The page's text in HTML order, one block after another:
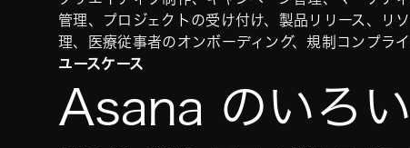
管理、プロジェクトの受け付け、製品リリース、リ
理、医療従事者のオンボーディング、規制コンプラ
ユースケース
Asana のいろ